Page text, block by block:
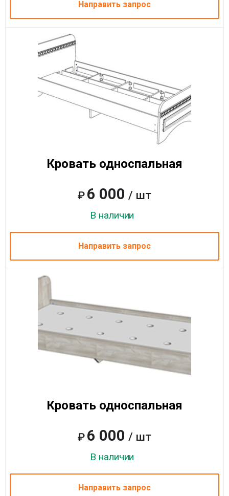
Направить запрос
Кровать односпальная
₽ 6 000 / шт
В наличии
Направить запрос
Кровать односпальная
₽ 6 000 / шт
В наличии
Направить запрос